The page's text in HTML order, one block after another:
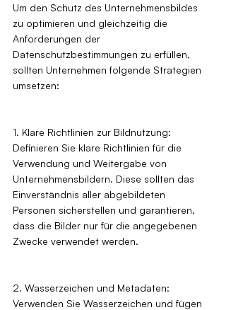
Um den Schutz des Unternehmensbildes
zu optimieren und gleichzeitig die
Anforderungen der
Datenschutzbestimmungen zu erfüllen,
sollten Unternehmen folgende Strategien
umsetzen:
1. Klare Richtlinien zur Bildnutzung:
Definieren Sie klare Richtlinien für die
Verwendung und Weitergabe von
Unternehmensbildern. Diese sollten das
Einverständnis aller abgebildeten
Personen sicherstellen und garantieren,
dass die Bilder nur für die angegebenen
Zwecke verwendet werden.
2. Wasserzeichen und Metadaten:
Verwenden Sie Wasserzeichen und fügen